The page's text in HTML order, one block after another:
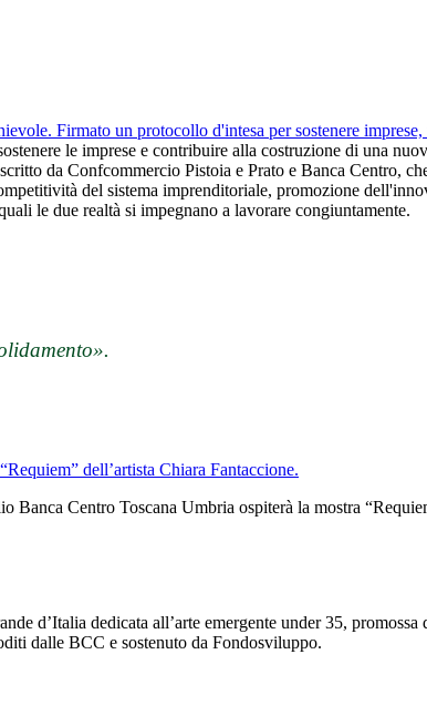
Firmato un protocollo d'intesa per sostenere
le imprese e contribuire alla costruzione di una
da Confcommercio Pistoia e Prato e Banca Centro,
del sistema imprenditoriale, promozione
le due realtà si impegnano a lavorare congiuntamente.
».
dell’artista Chiara Fantaccione.
Banca Centro Toscana Umbria ospiterà la mostra
d’Italia dedicata all’arte emergente under 35,
dalle BCC e sostenuto da Fondosviluppo.